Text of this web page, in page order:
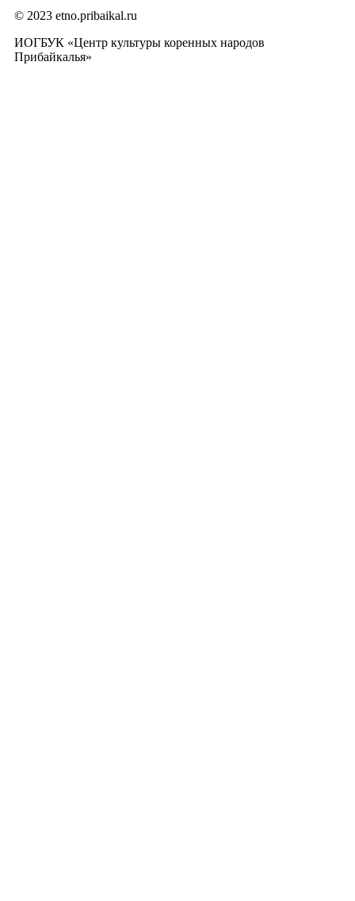
© 2023 etno.pribaikal.ru
ИОГБУК «Центр культуры коренных народов
Прибайкалья»